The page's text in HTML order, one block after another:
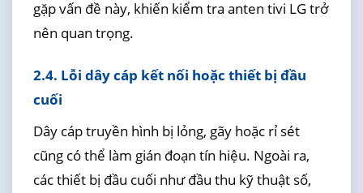
gặp vấn đề này, khiến kiểm tra anten tivi LG trở
nên quan trọng.
2.4. Lỗi dây cáp kết nối hoặc thiết bị đầu
cuối
Dây cáp truyền hình bị lỏng, gãy hoặc rỉ sét
cũng có thể làm gián đoạn tín hiệu. Ngoài ra,
các thiết bị đầu cuối như đầu thu kỹ thuật số,